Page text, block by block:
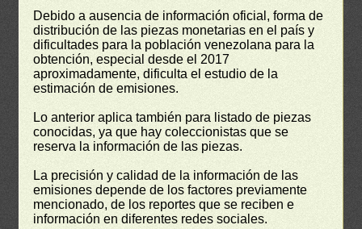
Debido a ausencia de información oficial, forma de
distribución de las piezas monetarias en el país y
dificultades para la población venezolana para la
obtención, especial desde el 2017
aproximadamente, dificulta el estudio de la
estimación de emisiones.
Lo anterior aplica también para listado de piezas
conocidas, ya que hay coleccionistas que se
reserva la información de las piezas.
La precisión y calidad de la información de las
emisiones depende de los factores previamente
mencionado, de los reportes que se reciben e
información en diferentes redes sociales.